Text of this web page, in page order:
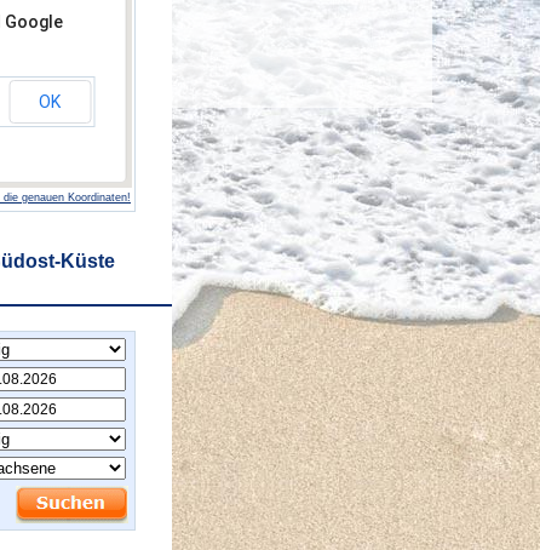
Google
OK
genauen Koordinaten!
Küste